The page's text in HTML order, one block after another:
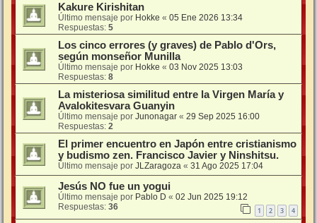
Kakure Kirishitan
Último mensaje por Hokke « 05 Ene 2026 13:34
Respuestas: 5
Los cinco errores (y graves) de Pablo d'Ors,
según monseñor Munilla
Último mensaje por Hokke « 03 Nov 2025 13:03
Respuestas: 8
La misteriosa similitud entre la Virgen María y
Avalokitesvara Guanyin
Último mensaje por Junonagar « 29 Sep 2025 16:00
Respuestas: 2
El primer encuentro en Japón entre cristianismo
y budismo zen. Francisco Javier y Ninshitsu.
Último mensaje por JLZaragoza « 31 Ago 2025 17:04
Jesús NO fue un yogui
Último mensaje por Pablo D « 02 Jun 2025 19:12
Respuestas: 36 1 2 3 4